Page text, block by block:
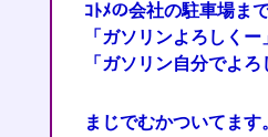
ｺﾄﾒの会社の駐車場ま
「ガソリンよろしく
「ガソリン自分でよ
まじでむかついてます